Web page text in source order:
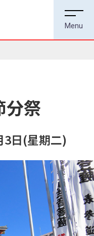
分祭
3日(星期二)